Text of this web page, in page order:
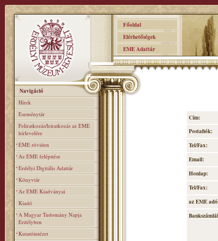
Főoldal
Elérhetőségek
EME Adattár
Navigáció
Hírek
Eseménytár
Feliratkozás/leiratkozás az EME
hírlevelére
EME röviden
Az EME felépitése
Erdélyi Digitális Adattár
Könyvtár
Az EME Kiadványai
Kiadó
A Magyar Tudomány Napja
Erdélyben
Kutatóintézet
Cím:
Postafiók:
Tel/Fax:
Email:
Honlap:
Tel/Fax:
az EME